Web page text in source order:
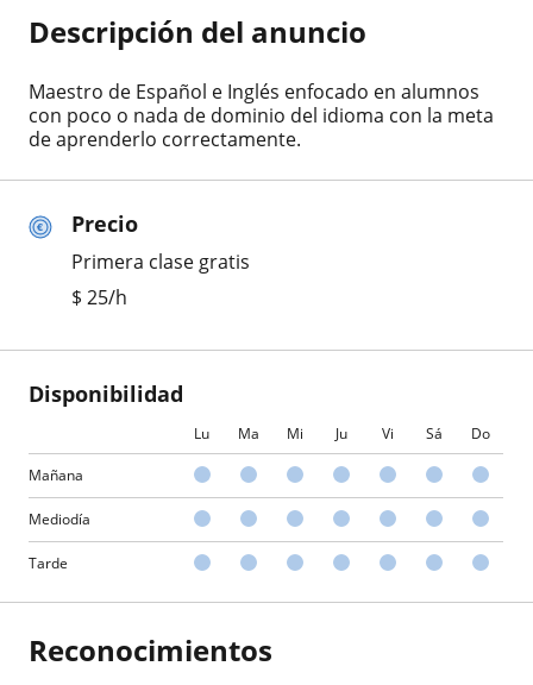
Precio
Primera clase gratis
$ 25/h
Disponibilidad
Lu Ma Mi Ju Vi Sá Do
Mañana
Mediodía
Tarde
Descripción del anuncio
Maestro de Español e Inglés enfocado en alumnos
con poco o nada de dominio del idioma con la meta
de aprenderlo correctamente.
Reconocimientos